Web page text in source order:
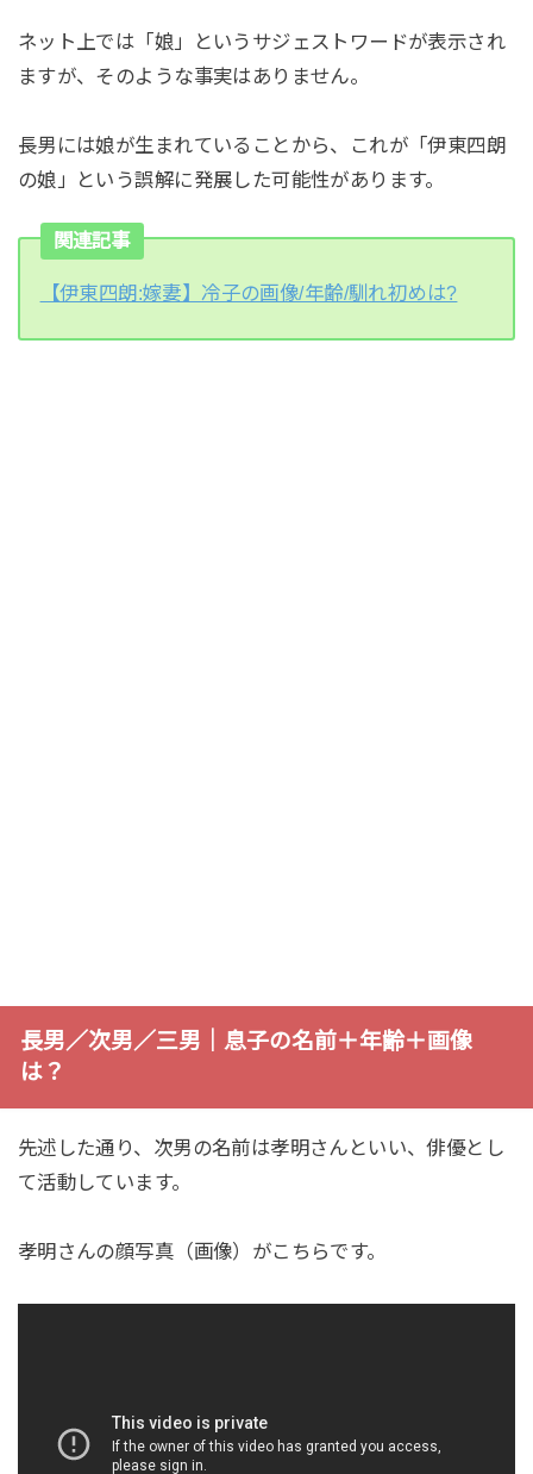
ネット上では「娘」というサジェストワードが表示され
ますが、そのような事実はありません。
長男には娘が生まれていることから、これが「伊東四朗
の娘」という誤解に発展した可能性があります。
関連記事
【伊東四朗:嫁妻】冷子の画像/年齢/馴れ初めは?
長男／次男／三男｜息子の名前＋年齢＋画像
は？
先述した通り、次男の名前は孝明さんといい、俳優とし
て活動しています。
孝明さんの顔写真（画像）がこちらです。